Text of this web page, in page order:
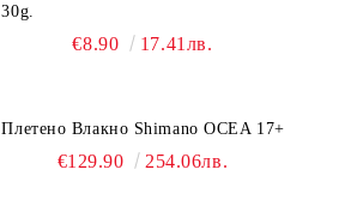
30g.
€8.90 17.41лв.
Плетено Влакно Shimano OCEA 17+
€129.90 254.06лв.